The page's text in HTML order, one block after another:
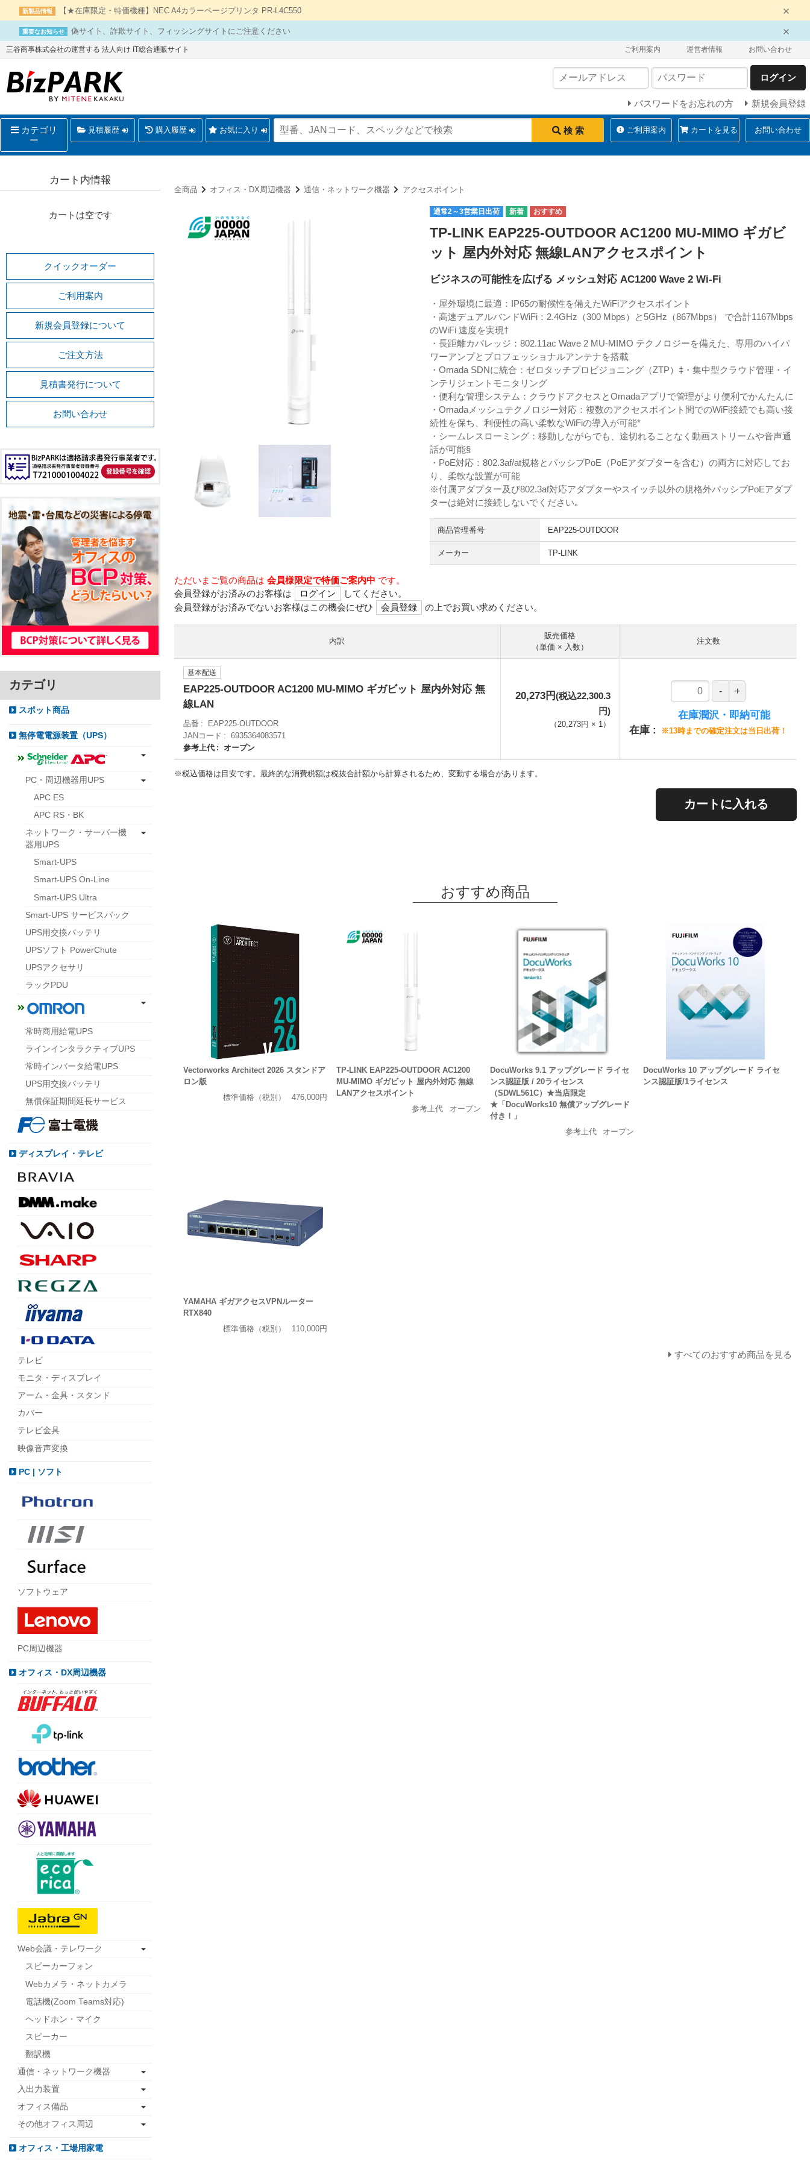
新製品情報 【★在庫限定・特価機種】NEC A4カラーページプリンタ PR-L4C550
重要なお知らせ 偽サイト、詐欺サイト、フィッシングサイトにご注意ください
三谷商事株式会社の運営する 法人向け IT総合通販サイト ご利用案内 運営者情報 お問い合わせ
ログイン
パスワードをお忘れの方 新規会員登録
カテゴリ
ー
見積履歴 購入履歴 お気に入り 検 索 ご利用案内 カートを見る お問い合わせ
全商品 オフィス・DX周辺機器 通信・ネットワーク機器 アクセスポイント
通常2～3営業日出荷
TP-LINK EAP225-OUTDOOR AC1200 MU-MIMO ギガビ
ット 屋内外対応 無線LANアクセスポイント
ビジネスの可能性を広げる メッシュ対応 AC1200 Wave 2 Wi-Fi
・屋外環境に最適：IP65の耐候性を備えたWiFiアクセスポイント
・高速デュアルバンドWiFi：2.4GHz（300 Mbps）と5GHz（867Mbps） で合計1167Mbps
のWiFi 速度を実現†
・長距離カバレッジ：802.11ac Wave 2 MU-MIMO テクノロジーを備えた、専用のハイパ
ワーアンプとプロフェッショナルアンテナを搭載
・Omada SDNに統合：ゼロタッチプロビジョニング（ZTP）‡・集中型クラウド管理・イ
ンテリジェントモニタリング
・便利な管理システム：クラウドアクセスとOmadaアプリで管理がより便利でかんたんに
・Omadaメッシュテクノロジー対応：複数のアクセスポイント間でのWiFi接続でも高い接
続性を保ち、利便性の高い柔軟なWiFiの導入が可能*
・シームレスローミング：移動しながらでも、途切れることなく動画ストリームや音声通
話が可能§
・PoE対応：802.3af/at規格とパッシブPoE（PoEアダプターを含む）の両方に対応してお
り、柔軟な設置が可能
※付属アダプター及び802.3af対応アダプターやスイッチ以外の規格外パッシブPoEアダプ
ターは絶対に接続しないでください｡
商品管理番号 EAP225-OUTDOOR
メーカー TP-LINK
ただいまご覧の商品は 会員様限定で特価ご案内中 です。
会員登録がお済みのお客様は
ログイン
してください。
会員登録がお済みでないお客様はこの機会にぜひ
会員登録 の上でお買い求めください。
内訳
販売価格
（単価 × 入数）
注文数
基本配送
EAP225-OUTDOOR AC1200 MU-MIMO ギガビット 屋内外対応 無
線LAN
品番
EAP225-OUTDOOR
JANコード
6935364083571
参考上代
オープン
20,273円(税込22,300.3
円)
（ 20,273円 × 1 ） 在庫
在庫潤沢・即納可能
※13時までの確定注文は当日出荷！
※税込価格は目安です。最終的な消費税額は税抜合計額から計算されるため、変動する場合があります。
カートに入れる
おすすめ商品
Vectorworks Architect 2026 スタンドア
ロン版
標準価格（税別）
476,000円
TP-LINK EAP225-OUTDOOR AC1200
MU-MIMO ギガビット 屋内外対応 無線
LANアクセスポイント
参考上代
オープン
DocuWorks 9.1 アップグレード ライセ
ンス認証版 / 20ライセンス
（SDWL561C）★当店限定
★「DocuWorks10 無償アップグレード
付き！」
参考上代
オープン
DocuWorks 10 アップグレード ライセ
ンス認証版/1ライセンス
YAMAHA ギガアクセスVPNルーター
RTX840
標準価格（税別）
110,000円
すべてのおすすめ商品を見る
カート内情報
カートは空です
クイックオーダー
ご利用案内
新規会員登録について
ご注文方法
見積書発行について
お問い合わせ
カテゴリ
スポット商品
無停電電源装置（UPS）
PC・周辺機器用UPS
APC ES
APC RS・BK
ネットワーク・サーバー機
器用UPS
Smart-UPS
Smart-UPS On-Line
Smart-UPS Ultra
Smart-UPS サービスパック
UPS用交換バッテリ
UPSソフト PowerChute
UPSアクセサリ
ラックPDU
常時商用給電UPS
ラインインタラクティブUPS
常時インバータ給電UPS
UPS用交換バッテリ
無償保証期間延長サービス
ディスプレイ・テレビ
テレビ
モニタ・ディスプレイ
アーム・金具・スタンド
カバー
テレビ金具
映像音声変換
PC | ソフト
ソフトウェア
PC周辺機器
オフィス・DX周辺機器
Web会議・テレワーク
スピーカーフォン
Webカメラ・ネットカメラ
電話機(Zoom Teams対応)
ヘッドホン・マイク
スピーカー
翻訳機
通信・ネットワーク機器
入出力装置
オフィス備品
その他オフィス周辺
オフィス・工場用家電